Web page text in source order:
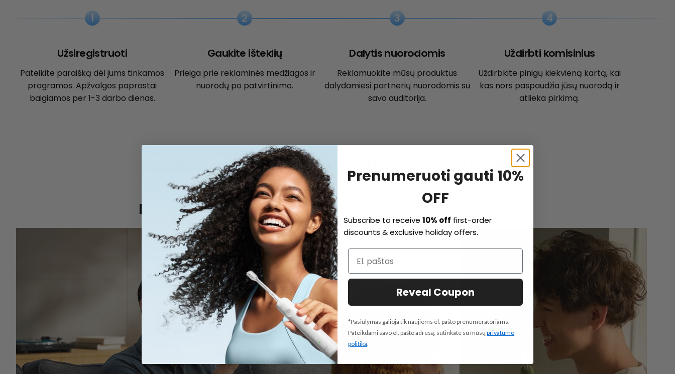
1
Užsiregistruoti
Pateikite paraišką dėl jums tinkamos
programos. Apžvalgos paprastai
baigiamos per 1-3 darbo dienas.
2
Gaukite išteklių
Prieiga prie reklaminės medžiagos ir
nuorodų po patvirtinimo.
3
Dalytis nuorodomis
Reklamuokite mūsų produktus
dalydamiesi partnerių nuorodomis su
savo auditorija.
4
Uždirbti komisinius
Uždirbkite pinigų kiekvieną kartą, kai
kas nors paspaudžia jūsų nuorodą ir
atlieka pirkimą.
Sign up for the program that fits you best.
Leidėjams
Prenumeruoti gauti 10%
OFF
Subscribe to receive10% off first-order
discounts & exclusive holiday offers.
Reveal Coupon
*Pasiūlymas galioja tik naujiems el. pašto prenumeratoriams.
Pateikdami savo el. pašto adresą, sutinkate su mūsųprivatumo
politika.